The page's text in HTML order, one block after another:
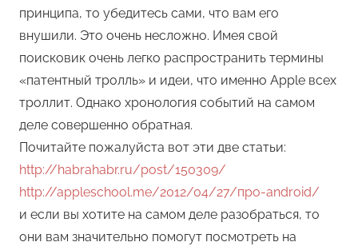
принципа, то убедитесь сами, что вам его
внушили. Это очень несложно. Имея свой
поисковик очень легко распространить термины
«патентный тролль» и идеи, что именно Apple всех
троллит. Однако хронология событий на самом
деле совершенно обратная.
Почитайте пожалуйста вот эти две статьи:
http://habrahabr.ru/post/150309/
http://appleschool.me/2012/04/27/про-android/
и если вы хотите на самом деле разобраться, то
они вам значительно помогут посмотреть на